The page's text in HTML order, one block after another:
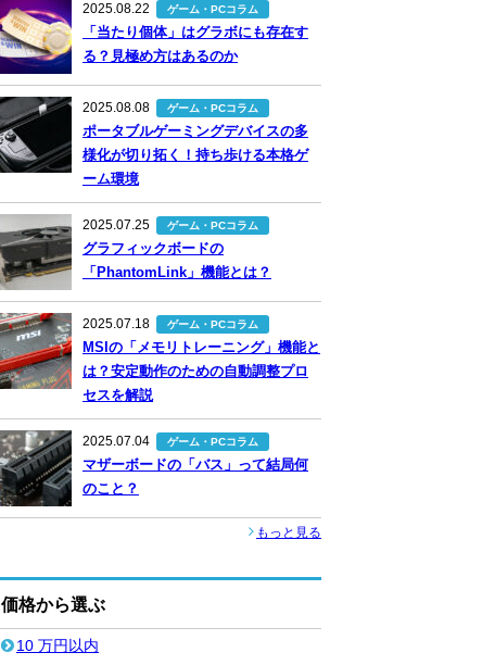
2025.08.22 ゲーム・PCコラム
「当たり個体」はグラボにも存在す
る？見極め方はあるのか
2025.08.08 ゲーム・PCコラム
ポータブルゲーミングデバイスの多
様化が切り拓く！持ち歩ける本格ゲ
ーム環境
2025.07.25 ゲーム・PCコラム
グラフィックボードの
「PhantomLink」機能とは？
2025.07.18 ゲーム・PCコラム
MSIの「メモリトレーニング」機能と
は？安定動作のための自動調整プロ
セスを解説
2025.07.04 ゲーム・PCコラム
マザーボードの「バス」って結局何
のこと？
もっと見る
価格から選ぶ
10 万円以内